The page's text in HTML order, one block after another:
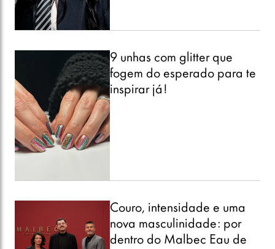
9 unhas com glitter que
fogem do esperado para te
inspirar já!
Couro, intensidade e uma
nova masculinidade: por
dentro do Malbec Eau de